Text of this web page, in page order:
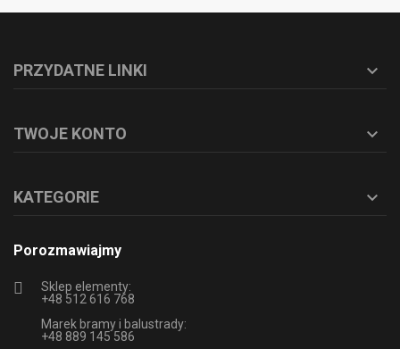
PRZYDATNE LINKI 
TWOJE KONTO 
KATEGORIE 
Porozmawiajmy
Sklep elementy:
+48 512 616 768
Marek bramy i balustrady:
+48 889 145 586